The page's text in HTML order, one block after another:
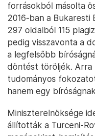
forrásokból másolta
2016-ban a
297 oldalból 115
pedig visszavonta a
a legfelsőbb
döntést töröljék.
tudományos
hanem egy
Miniszterelnöksége
állították a Turceni-